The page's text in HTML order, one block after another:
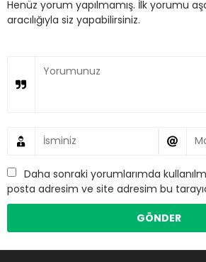
Henüz yorum yapılmamış. İlk yorumu
aracılığıyla siz yapabilirsiniz.
Daha sonraki yorumlarımda
posta adresim ve site adresim bu